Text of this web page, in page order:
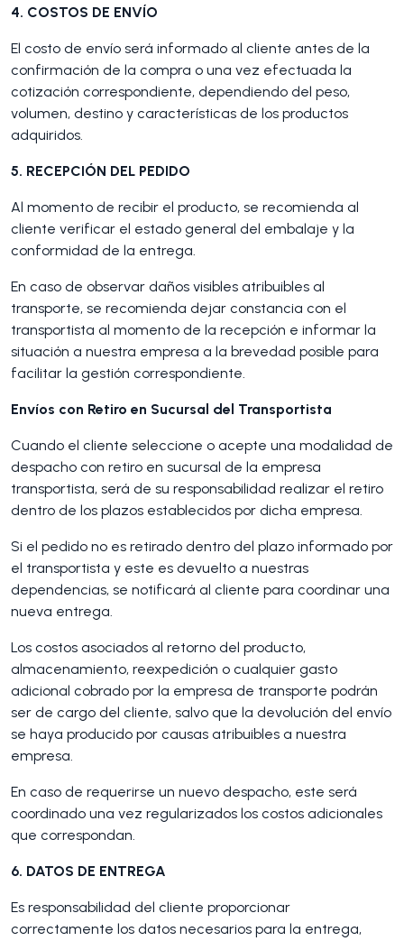
4. COSTOS DE ENVÍO
El costo de envío será informado al cliente antes de la
confirmación de la compra o una vez efectuada la
cotización correspondiente, dependiendo del peso,
volumen, destino y características de los productos
adquiridos.
5. RECEPCIÓN DEL PEDIDO
Al momento de recibir el producto, se recomienda al
cliente verificar el estado general del embalaje y la
conformidad de la entrega.
En caso de observar daños visibles atribuibles al
transporte, se recomienda dejar constancia con el
transportista al momento de la recepción e informar la
situación a nuestra empresa a la brevedad posible para
facilitar la gestión correspondiente.
Envíos con Retiro en Sucursal del Transportista
Cuando el cliente seleccione o acepte una modalidad de
despacho con retiro en sucursal de la empresa
transportista, será de su responsabilidad realizar el retiro
dentro de los plazos establecidos por dicha empresa.
Si el pedido no es retirado dentro del plazo informado por
el transportista y este es devuelto a nuestras
dependencias, se notificará al cliente para coordinar una
nueva entrega.
Los costos asociados al retorno del producto,
almacenamiento, reexpedición o cualquier gasto
adicional cobrado por la empresa de transporte podrán
ser de cargo del cliente, salvo que la devolución del envío
se haya producido por causas atribuibles a nuestra
empresa.
En caso de requerirse un nuevo despacho, este será
coordinado una vez regularizados los costos adicionales
que correspondan.
6. DATOS DE ENTREGA
Es responsabilidad del cliente proporcionar
correctamente los datos necesarios para la entrega,